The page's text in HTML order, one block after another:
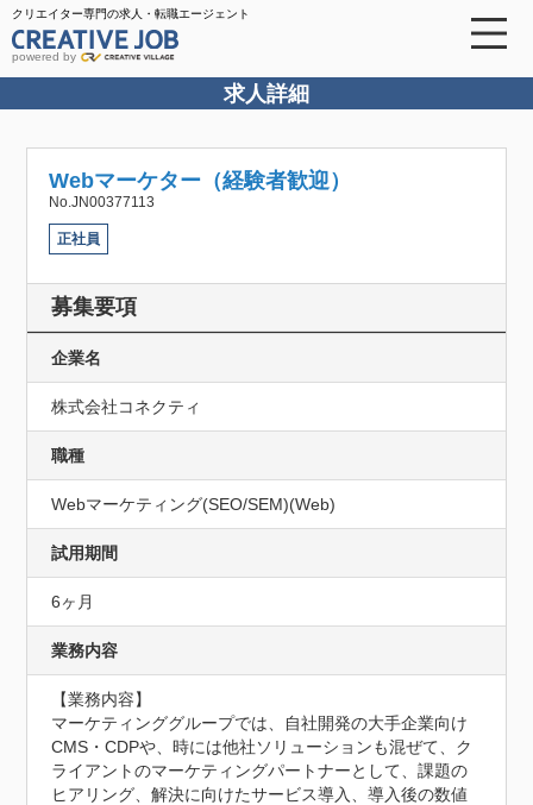
クリエイター専門の求人・転職エージェント
powered by
求人詳細
Webマーケター（経験者歓迎）
No.JN00377113
正社員
募集要項
企業名
株式会社コネクティ
職種
Webマーケティング(SEO/SEM)(Web)
試用期間
6ヶ月
業務内容
【業務内容】
マーケティンググループでは、自社開発の大手企業向け
CMS・CDPや、時には他社ソリューションも混ぜて、ク
ライアントのマーケティングパートナーとして、課題の
ヒアリング、解決に向けたサービス導入、導入後の数値